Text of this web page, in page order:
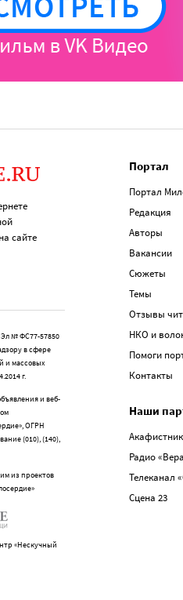
сайте
№ ФС77-57850
в сфере
и массовых
г.
и веб-
ОГРН
(010), (140),
из проектов
«Нескучный
Портал
Портал
Редакция
Авторы
Вакансии
Сюжеты
Темы
Отзывы
НКО и
Помоги
Контакты
Наши
Акафистник
Радио
Телеканал
Сцена 23